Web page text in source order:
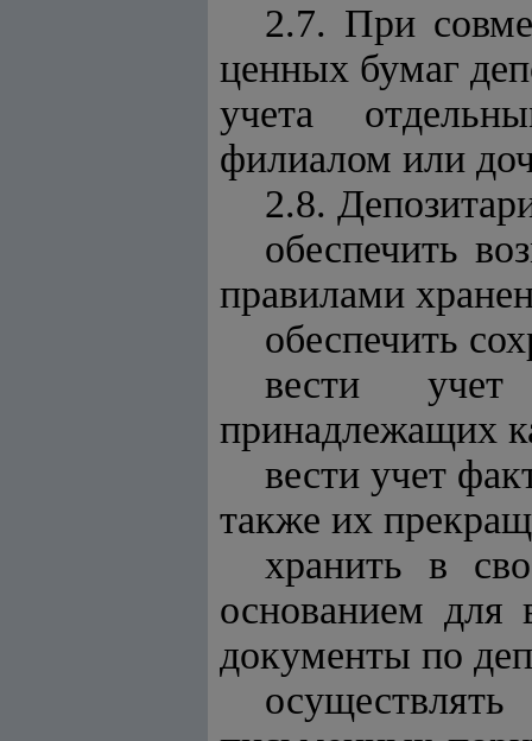
2.7. При
ценных бумаг
учета
филиалом или
2.8.
обеспечить
правилами
обеспечить
вести учет
принадлежащих
вести учет
также их
хранить в
основанием для
документы по